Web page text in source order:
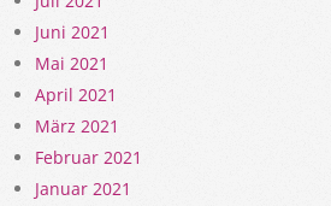
Juni 2021
Mai 2021
April 2021
März 2021
Februar 2021
Januar 2021